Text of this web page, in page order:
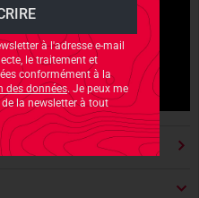
à l'adresse e-mail
le traitement et
conformément à la
des données. Je peux me
la newsletter à tout
/ 5 Étoile